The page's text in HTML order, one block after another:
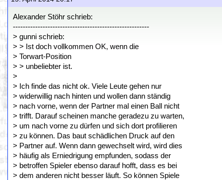
Alexander Stöhr schrieb:
-------------------------------------------------------
> gunni schrieb:
> > Ist doch vollkommen OK, wenn die
> Torwart-Position
> > unbeliebter ist.
>
> Ich finde das nicht ok. Viele Leute gehen nur
> widerwillig nach hinten und wollen dann ständig
> nach vorne, wenn der Partner mal einen Ball nicht
> trifft. Darauf scheinen manche geradezu zu warten,
> um nach vorne zu dürfen und sich dort profilieren
> zu können. Das baut schädlichen Druck auf den
> Partner auf. Wenn dann gewechselt wird, wird dies
> häufig als Erniedrigung empfunden, sodass der
> betroffen Spieler ebenso darauf hofft, dass es bei
> dem anderen nicht besser läuft. So können Spiele